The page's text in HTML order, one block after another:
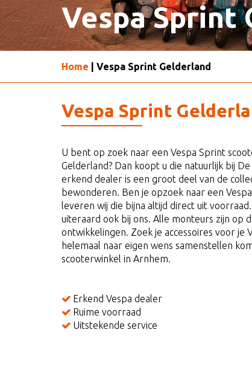
Vespa Sprint
Home | Vespa Sprint Gelderland
Vespa Sprint
U bent op zoek naar een Vespa Sprint
Gelderland? Dan koopt u die natuurlijk bij
erkend dealer is een groot deel van de
bewonderen. Ben je opzoek naar een
leveren wij die bijna altijd direct uit
uiteraard ook bij ons. Alle monteurs zijn op
ontwikkelingen. Zoek je accessoires voor je
helemaal naar eigen wens samenstellen
scooterwinkel in Arnhem.
Erkend Vespa dealer
Ruime voorraad
Uitstekende service